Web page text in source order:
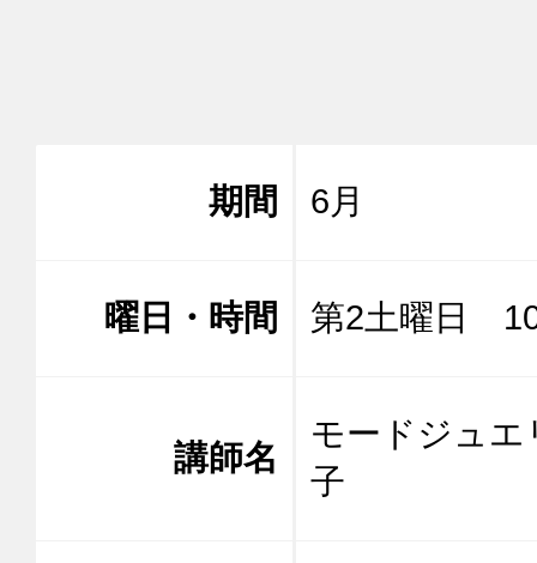
期間 6月
曜日・時間 第2土曜日
講師名
モードジュ
子